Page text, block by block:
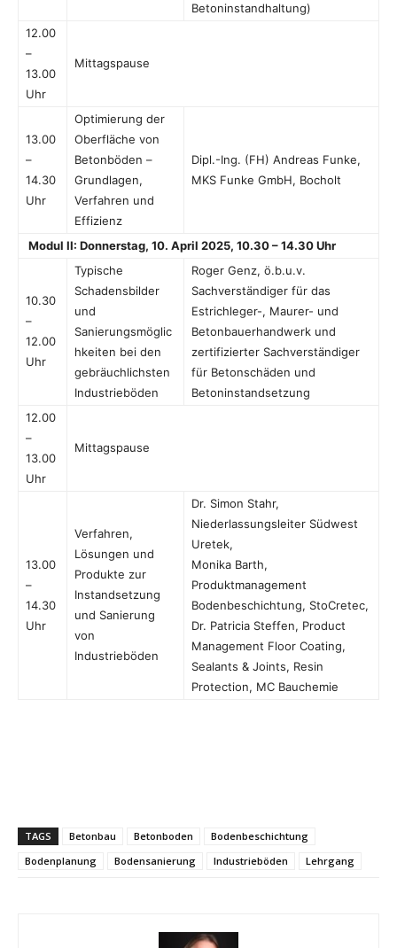
Betoninstandhaltung)
12.00
–
13.00
Uhr
Mittagspause
13.00
–
14.30
Uhr
Optimierung der
Oberfläche von
Betonböden –
Grundlagen,
Verfahren und
Effizienz
Dipl.-Ing. (FH) Andreas Funke,
MKS Funke GmbH, Bocholt
Modul II: Donnerstag, 10. April 2025, 10.30 – 14.30 Uhr
10.30
–
12.00
Uhr
Typische
Schadensbilder
und
Sanierungsmöglic
hkeiten bei den
gebräuchlichsten
Industrieböden
Roger Genz, ö.b.u.v.
Sachverständiger für das
Estrichleger-, Maurer- und
Betonbauerhandwerk und
zertifizierter Sachverständiger
für Betonschäden und
Betoninstandsetzung
12.00
–
13.00
Uhr
Mittagspause
13.00
–
14.30
Uhr
Verfahren,
Lösungen und
Produkte zur
Instandsetzung
und Sanierung
von
Industrieböden
Dr. Simon Stahr,
Niederlassungsleiter Südwest
Uretek,
Monika Barth,
Produktmanagement
Bodenbeschichtung, StoCretec,
Dr. Patricia Steffen, Product
Management Floor Coating,
Sealants & Joints, Resin
Protection, MC Bauchemie
TAGS Betonbau Betonboden
Bodenbeschichtung
Bodenplanung
Bodensanierung Industrieböden Lehrgang